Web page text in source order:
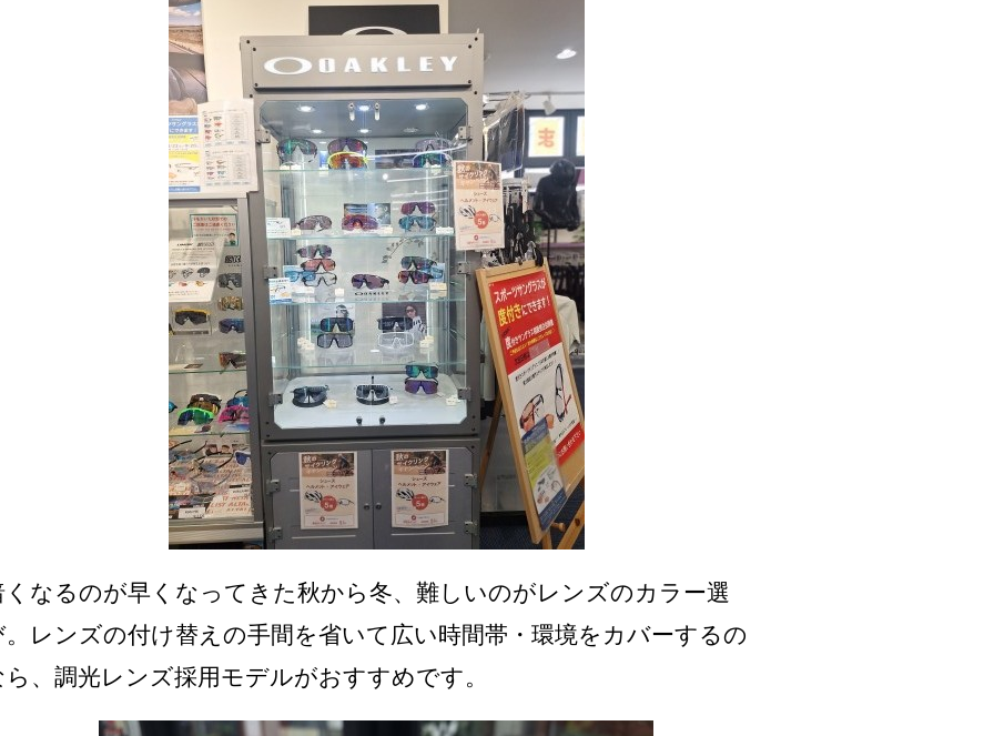
くなるのが早くなってきた秋から冬、難しいのがレンズのカラー選
。レンズの付け替えの手間を省いて広い時間帯・環境をカバーするの
ら、調光レンズ採用モデルがおすすめです。